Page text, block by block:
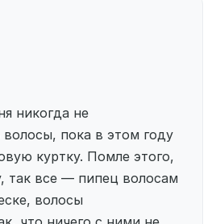
никогда не
волосы, пока в этом году
куртку. Помле этого,
так все — пипец волосам
волосы